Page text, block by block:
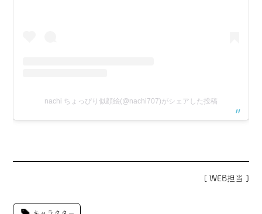
nachi ちょっぴり似顔絵(@nachi707)がシェアした投稿
[ WEB担当 ]